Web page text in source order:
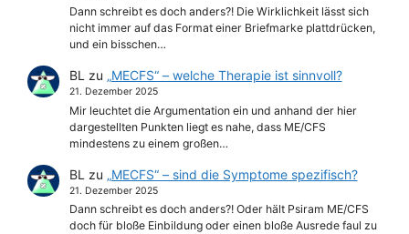
Dann schreibt es doch anders?! Die Wirklichkeit lässt sich
nicht immer auf das Format einer Briefmarke plattdrücken,
und ein bisschen…
BL zu „MECFS“ – welche Therapie ist sinnvoll?
21. Dezember 2025
Mir leuchtet die Argumentation ein und anhand der hier
dargestellten Punkten liegt es nahe, dass ME/CFS
mindestens zu einem großen…
BL zu „MECFS“ – sind die Symptome spezifisch?
21. Dezember 2025
Dann schreibt es doch anders?! Oder hält Psiram ME/CFS
doch für bloße Einbildung oder einen bloße Ausrede faul zu